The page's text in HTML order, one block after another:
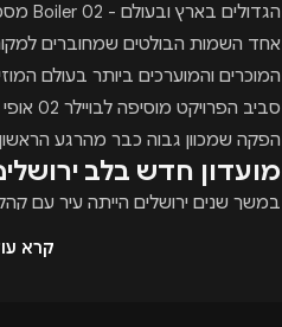
הגדולים בארץ ובעולם - Boiler 02 מסמן התחלה חדשה לחיי הלילה בעיר.
אחד השמות הבולטים שמחוברים
המוכרים והמוערכים ביותר בעולם
סביב
הפקה שמכוון גבוה כבר מהרגע
מועדון חדש בלב
במשך שנים ירושלים הייתה עיר עם
קרא